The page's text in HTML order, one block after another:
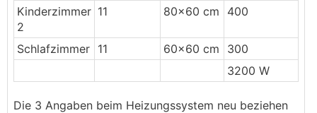
Kinderzimmer
2
11 80x60 cm 400
Schlafzimmer 11 60x60 cm
300
3200 W
Die 3 Angaben beim Heizungssystem neu beziehen